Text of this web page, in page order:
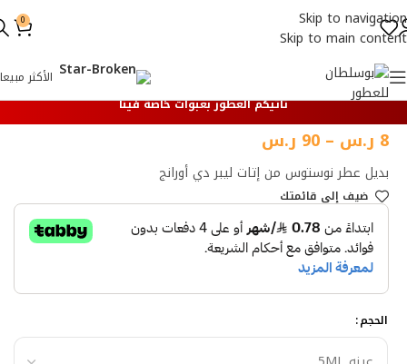
Skip to navigation
Skip to main content
0
الأكثر مبيعا
تأتيكم العطور بعبوات خاصة فينا
بديل عطر نوستوس من إتات ليبر دي أورانج
8 ر.س –
90 ر.س
ضيف إلي قائمتك
الحجم